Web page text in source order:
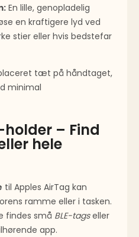
En lille, genopladelig
en kraftigere lyd ved
stier eller hvis bedstefar
tæt på håndtaget,
minimal
– Find
hele
til Apples AirTag kan
ramme eller i tasken.
findes små BLE-tagseller
app.